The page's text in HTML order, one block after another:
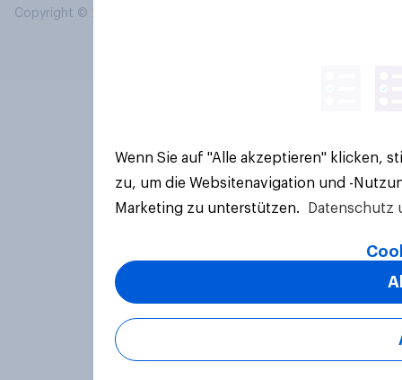
Copyright © 2026 YouGov PLC. Alle Rechte vorbehalten.
Wenn Sie auf "Alle akzeptieren" klicken,
zu, um die Websitenavigation und -
Marketing zu unterstützen.
Datenschutz